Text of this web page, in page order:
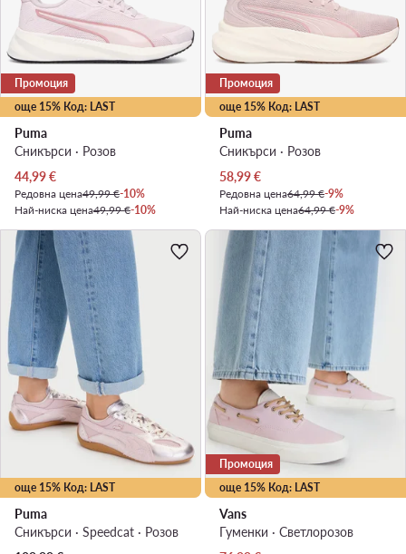
още 15% Код: LAST
Промоция
Puma
Сникърси · Розов
Актуална цена
44,99€
Редовна цена49,99 €-10%
Най-ниска цена49,99 €-10%
още 15% Код: LAST
Промоция
Puma
Сникърси · Розов
Актуална цена
58,99€
Редовна цена64,99 €-9%
Най-ниска цена64,99 €-9%
още 15% Код: LAST
Puma
Сникърси · Speedcat · Розов
още 15% Код: LAST
Промоция
Vans
Гуменки · Светлорозов